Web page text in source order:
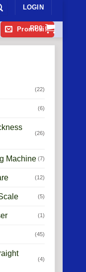
LOGIN
RP0
Promosi!
(22)
(6)
(26)
Machine (7)
(12)
(5)
(1)
(45)
(4)